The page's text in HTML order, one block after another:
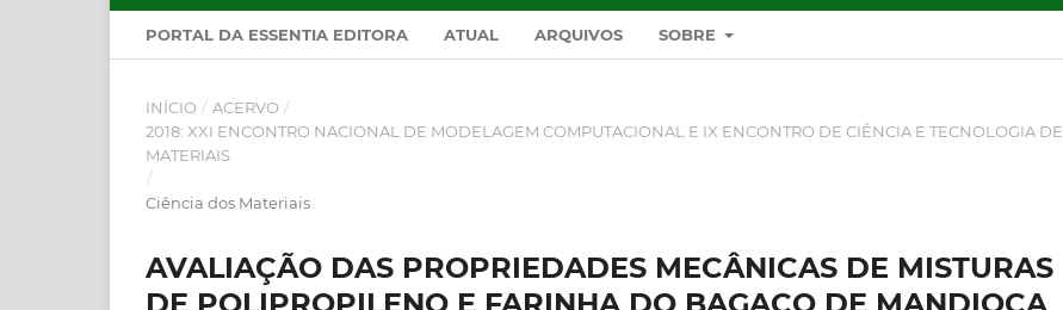
PORTAL DA ESSENTIA EDITORA ATUAL ARQUIVOS SOBRE
INÍCIO / ACERVO /
2018: XXI ENCONTRO NACIONAL DE MODELAGEM COMPUTACIONAL E IX ENCONTRO DE CIÊNCIA E TECNOLOGIA DE
MATERIAIS
/
Ciência dos Materiais
AVALIAÇÃO DAS PROPRIEDADES MECÂNICAS DE MISTURAS